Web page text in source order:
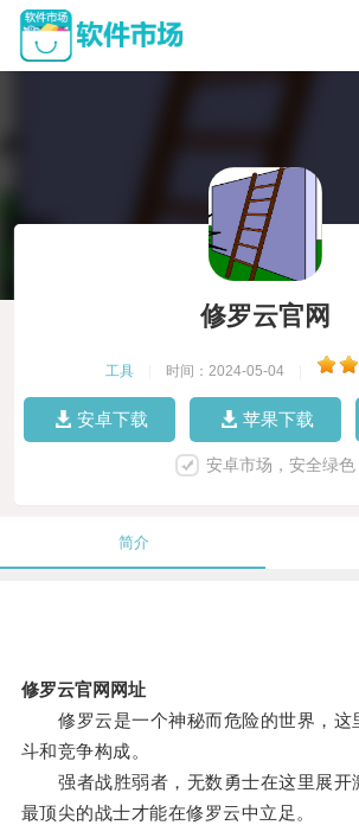
修罗云官网
工具 时间：2024-05-04
安卓下载 苹果下载
安卓市场，安全绿色
简介
修罗云官网网址
修罗云是一个神秘而危险的世界，这
斗和竞争构成。
强者战胜弱者，无数勇士在这里展开
最顶尖的战士才能在修罗云中立足。